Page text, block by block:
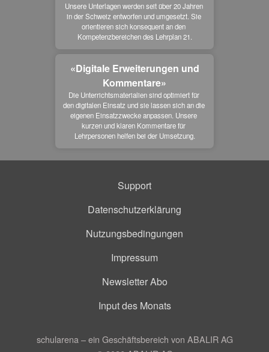
Unsere Unterlagen werden seit über 20 Jahren
in der Schweiz entworfen und umgesetzt. Sie
orientieren sich konsequent an den
Kompetenzbereichen des Lehrplan 21.
«Digitale Erweiterungen und
Kommentare»
Die Unterrichtsmaterialien sind optimiert für
den digitalen Einsatz und sie lassen sich an die
eigenen Einsatzzwecke anpassen. Unsere
kurzen und klaren Kommentare für
Lehrpersonen helfen bei der Umsetzung.
Support
Datenschutzerklärung
Nutzungsbedingungen
Impressum
Newsletter Abo
Input des Monats
schularena – ein Geschäftsbereich von ABALIR AG